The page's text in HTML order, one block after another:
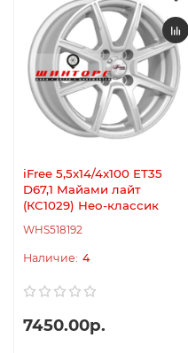
iFree 5,5x14/4x100 ET35
D67,1 Майами лайт
(КС1029) Нео-классик
WHS518192
4
7450.00р.